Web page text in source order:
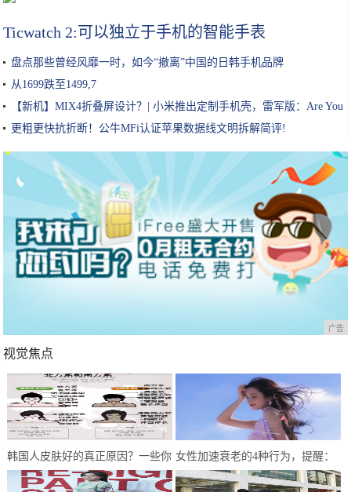
Ticwatch 2:可以独立于手机的智能手表
盘点那些曾经风靡一时，如今“撤离”中国的日韩手机品牌
从1699跌至1499,7
【新机】MIX4折叠屏设计？| 小米推出定制手机壳，雷军版：Are You
OK ？!
更粗更快抗折断！公牛MFi认证苹果数据线文明拆解简评!
广告
视觉焦点
韩国人皮肤好的真正原因？一些你
没听过的护肤事实
女性加速衰老的4种行为，提醒：
能不做就不做，别任性妄为